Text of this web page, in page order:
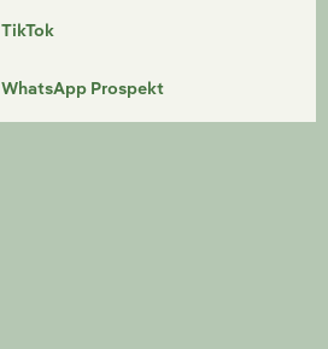
TikTok
WhatsApp Prospekt